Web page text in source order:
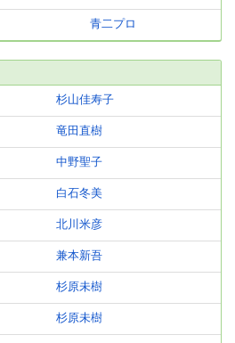
青二プロ
杉山佳寿子
竜田直樹
中野聖子
白石冬美
北川米彦
兼本新吾
杉原未樹
杉原未樹